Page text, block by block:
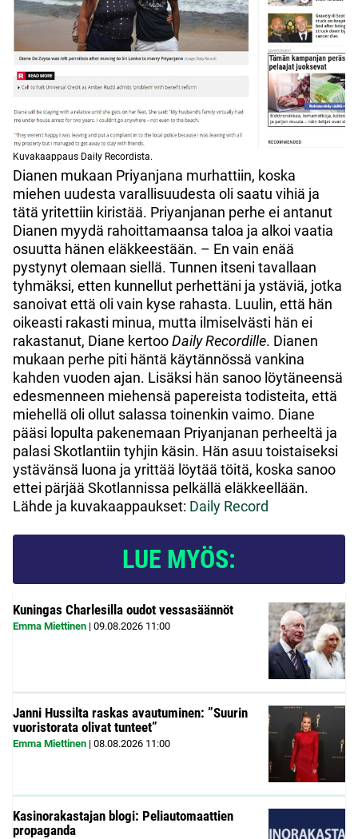
Kuvakaappaus Daily Recordista.
Dianen mukaan Priyanjana murhattiin, koska
miehen uudesta varallisuudesta oli saatu vihiä ja
tätä yritettiin kiristää. Priyanjanan perhe ei antanut
Dianen myydä rahoittamaansa taloa ja alkoi vaatia
osuutta hänen eläkkeestään. – En vain enää
pystynyt olemaan siellä. Tunnen itseni tavallaan
tyhmäksi, etten kunnellut perhettäni ja ystäviä, jotka
sanoivat että oli vain kyse rahasta. Luulin, että hän
oikeasti rakasti minua, mutta ilmiselvästi hän ei
rakastanut, Diane kertooDaily Recordille. Dianen
mukaan perhe piti häntä käytännössä vankina
kahden vuoden ajan. Lisäksi hän sanoo löytäneensä
edesmenneen miehensä papereista todisteita, että
miehellä oli ollut salassa toinenkin vaimo. Diane
pääsi lopulta pakenemaan Priyanjanan perheeltä ja
palasi Skotlantiin tyhjin käsin. Hän asuu toistaiseksi
ystävänsä luona ja yrittää löytää töitä, koska sanoo
ettei pärjää Skotlannissa pelkällä eläkkeellään.
Lähde ja kuvakaappaukset: Daily Record
LUE MYÖS:
Kuningas Charlesilla oudot vessasäännöt
Emma Miettinen | 09.08.2026 11:00
Janni Hussilta raskas avautuminen: ”Suurin
vuoristorata olivat tunteet”
Emma Miettinen | 08.08.2026 11:00
Kasinorakastajan blogi: Peliautomaattien
propaganda